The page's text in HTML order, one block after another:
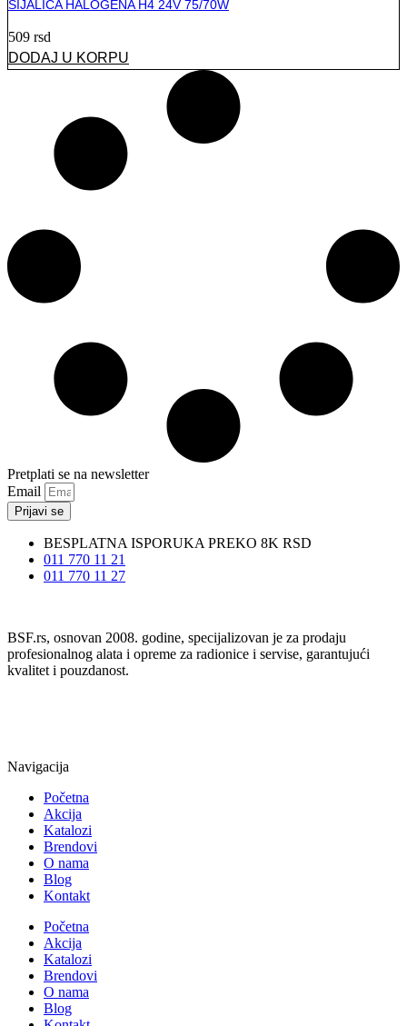
SIJALICA HALOGENA H4 24V 75/70W
509 rsd
DODAJ U KORPU
Pretplati se na newsletter
Email
Prijavi se
BESPLATNA ISPORUKA PREKO 8K RSD
011 770 11 21
011 770 11 27
BSF.rs, osnovan 2008. godine, specijalizovan je za prodaju
profesionalnog alata i opreme za radionice i servise, garantujući
kvalitet i pouzdanost.
Navigacija
Početna
Akcija
Katalozi
Brendovi
O nama
Blog
Kontakt
Početna
Akcija
Katalozi
Brendovi
O nama
Blog